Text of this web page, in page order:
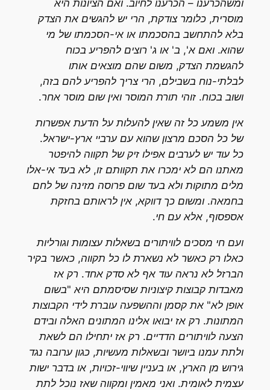
ומשהכרענו – הכרענו לחיוב. ואם הציונות היא
מוסרית, כלומר צודקת, הרי יש להגשים את הצדק
בלא להתחשב בהסכמתו או אי-הסכמתו של מי
שהוא. ואם א', ב' או ג' רוצים להפריע בכוח
להגשמת הצדק, משום שהם מוצאים אותו
לבלתי-נוח בשבילם, הרי צריך להפריע להם בזה,
ושוב בכוח. זוהי תורת המוסר ואין שום מוסר אחר.
אין משמע כל זה שאין להעלות על הדעת אפשרות
של כל הסכם מרצון שהוא עם ערביי ארץ-ישראל.
כל עוד יש לערבים אפילו זיק של תקווה להיפטר
מאתנו הם לא ימכרו את תקוותם זו, לא בעד אי-אלו
מלים מתוקות ולא בעד שום פרוסה מזינה של לחם
בחמאה. ומשום כך דווקא, אין לראותם בחזקת
אספסוף, אלא עם חי.
ועם חי מסכים לוויתורים בשאלות עצומות וגורליות
כאלו רק כאשר לא נשארת לו כל תקווה, כאשר בקיר
הברזל לא נראה עוד אף לא סדק אחד. רק אז
מאבדות קבוצות קיצוניות שסיסמתם היא "בשום
אופן לא" את קסמן וההשפעה עוברת לידי הקבוצות
המתונות. רק אז יבואו אלינו המתונים האלה ובידם
הצעה לוויתורים הדדיים. רק אז יתחילו הם לשאת
ולתת עמנו ביושר ובשאלות מעשיות, כגון ערובה נגד
גירוש מן הארץ, או בעניין שיווי-זכויות, או בדבר ישות
עצמית לאומית. ואני מאמין ומקווה שאז נוכל לתת